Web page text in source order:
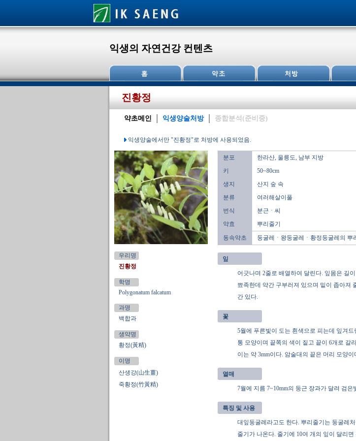
익생의 자연건강 컨텐츠
진황정
약초메인 익생양술처방 종합분석(준비중)
익생양술에서만 "진황정"로 처방에 사용되었음.
우리명
진황정
학명
Polygonatum falcatum
과명
백합과
생약명
황정(黃精)
이명
산생강(山生薑)
죽황정(竹黃精)
분포 한라산, 울릉도, 남부 지방
키
50~80cm
생지
산지 숲 속
분류
여러해살이풀
번식
분근ㆍ씨
약효
뿌리줄기
동속약초
둥굴레ㆍ왕둥굴레ㆍ황정둥굴레의 뿌
잎
어긋나며 2줄로 배열하여 달린다. 잎몸은 길
뾰족한데 약간 구부러져 있으며 밑이 좁아져
간 있다.
꽃
5월에 푸른빛이 도는 흰색으로 피는데 잎겨
통 모양이며 끝쪽의 색이 짙고 끝이 6개로 갈
이는 약 3mm이다. 암술대의 끝은 머리 모양이
열매
7월에 지름 7~10mm의 둥근 장과가 달려 검
특징 및 사용
대잎둥굴레라고도 한다. 뿌리줄기는 둥굴레
줄기가 나온다. 줄기에 10여 개의 잎이 달리